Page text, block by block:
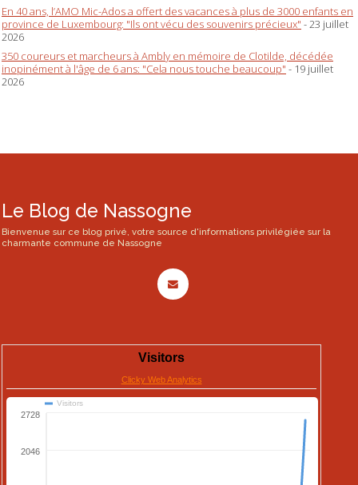
En 40 ans, l’AMO Mic-Ados a offert des vacances à plus de 3000 enfants en
province de Luxembourg: "Ils ont vécu des souvenirs précieux" - 23 juillet
2026
350 coureurs et marcheurs à Ambly en mémoire de Clotilde, décédée
inopinément à l'âge de 6 ans: "Cela nous touche beaucoup" - 19 juillet
2026
Le Blog de Nassogne
Bienvenue sur ce blog privé, votre source d'informations privilégiée sur la
charmante commune de Nassogne